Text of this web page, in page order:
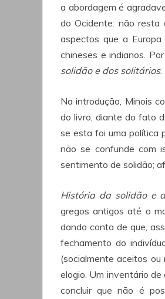
a abordagem é
do Ocidente: não resta
aspectos que a
chineses e indianos.
solidão e dos solitários.
Na introdução, Minois
do livro, diante do fato
se esta foi uma política
não se confunde com
sentimento de solidão;
História da solidão e
gregos antigos até o
dando conta de que,
fechamento do
(socialmente aceitos
elogio. Um inventário
concluir que não é